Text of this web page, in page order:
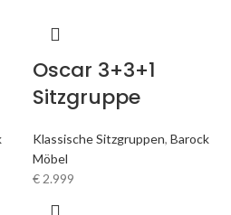
Oscar 3+3+1
Sitzgruppe
Klassische Sitzgruppen, Barock
Möbel
€2.999